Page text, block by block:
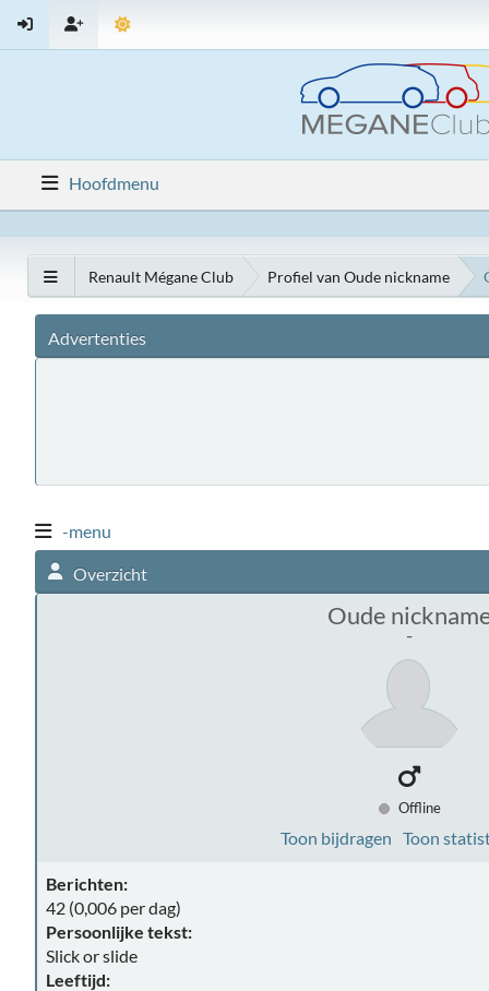
Hoofdmenu
Renault Mégane Club Profiel van Oude nickname
Advertenties
-menu
Overzicht
Oude
-
Offline
Toon bijdragen Toon
Berichten:
42 (0,006 per dag)
Persoonlijke tekst:
Slick or slide
Leeftijd: